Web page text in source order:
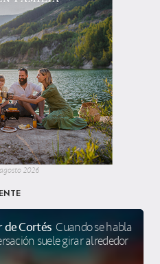
2026
de Cortés Cuando se habla
suele girar alrededor